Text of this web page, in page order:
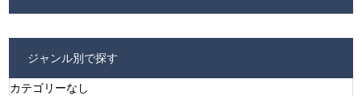
ジャンル別で探す
カテゴリーなし